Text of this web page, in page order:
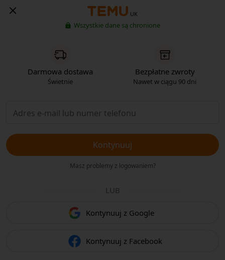
UK
Wszystkie dane są chronione
Darmowa dostawa
Świetnie
Bezpłatne zwroty
Nawet w ciągu 90 dni
Kontynuuj
Masz problemy z logowaniem?
LUB
Kontynuuj z Google
Kontynuuj z Facebook